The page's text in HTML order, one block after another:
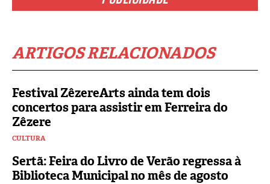
ARTIGOS RELACIONADOS
Festival ZêzereArts ainda tem dois
concertos para assistir em Ferreira do
Zêzere
CULTURA
Sertã: Feira do Livro de Verão regressa à
Biblioteca Municipal no mês de agosto